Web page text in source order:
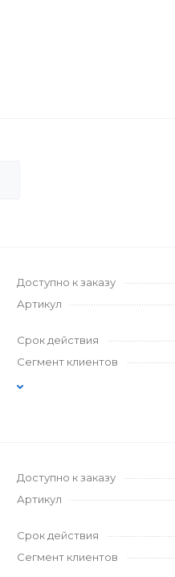
Доступно к заказу
Артикул
Срок действия
Сегмент клиентов
Доступно к заказу
Артикул
Срок действия
Сегмент клиентов